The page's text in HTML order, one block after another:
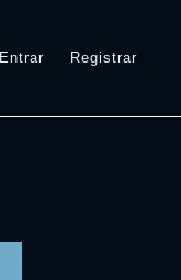
Entrar Registrar